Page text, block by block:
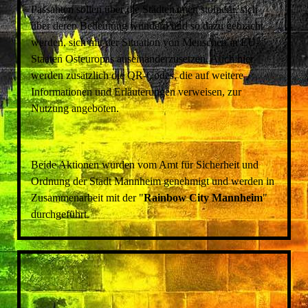
Passanten sollen über die Städtenamen stolpern, sich
über deren Bedeutung wundern und so dazu gebracht
werden, sich mit der Situation von Menschen in EU-
Staaten Osteuropas auseinanderzusetzen. Auch hier
werden zusätzlich die QR-Codes, die auf weitere
Informationen und Erläuterungen verweisen, zur
Nutzung angeboten.
Beide Aktionen wurden vom Amt für Sicherheit und
Ordnung der Stadt Mannheim genehmigt und werden in
Zusammenarbeit mit der "Rainbow City Mannheim"
durchgeführt.